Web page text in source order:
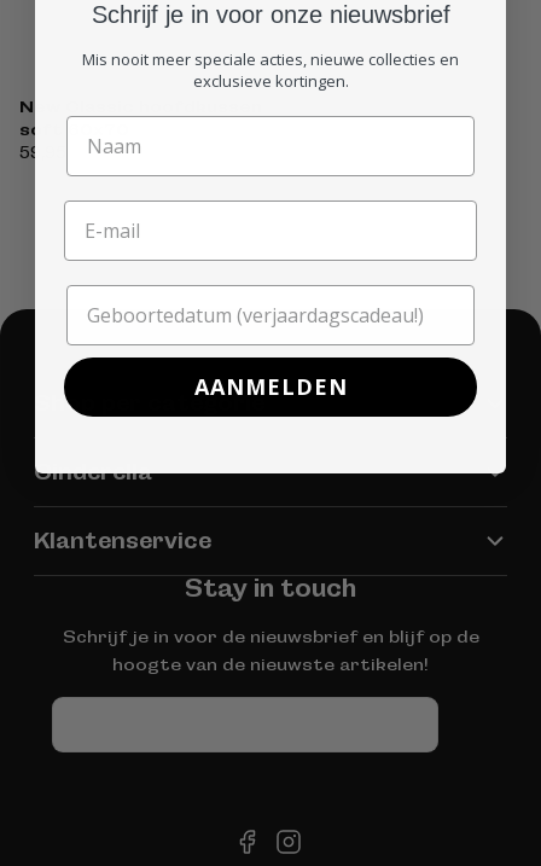
New Classic hoofdkussen
soft 60x70
Normale
59,95
Shop per categorie
Cinderella
Klantenservice
Stay in touch
Schrijf je in voor de nieuwsbrief en blijf op de
hoogte van de nieuwste artikelen!
facebookinstagram
Schrijf je in voor onze nieuwsbrief
Mis nooit meer speciale acties, nieuwe collecties en
exclusieve kortingen.
AANMELDEN